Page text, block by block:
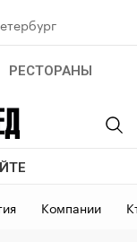
РЕСТОРАНЫ
Компании